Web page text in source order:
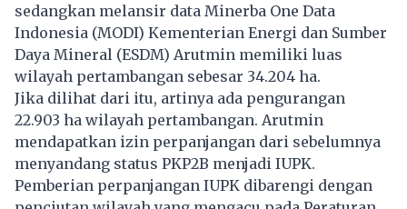
sedangkan melansir data Minerba One Data
Indonesia (MODI) Kementerian Energi dan Sumber
Daya Mineral (ESDM) Arutmin memiliki luas
wilayah pertambangan sebesar 34.204 ha.
Jika dilihat dari itu, artinya ada pengurangan
22.903 ha wilayah pertambangan. Arutmin
mendapatkan izin perpanjangan dari sebelumnya
menyandang status PKP2B menjadi IUPK.
Pemberian perpanjangan IUPK dibarengi dengan